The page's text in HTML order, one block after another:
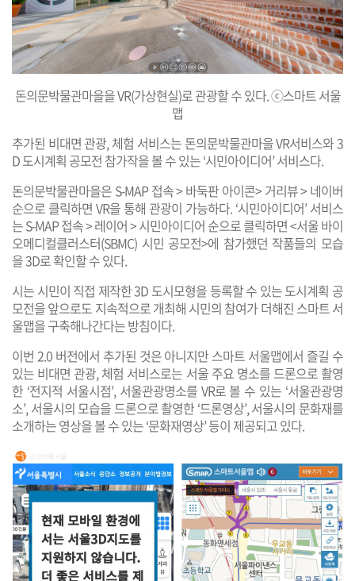
돈의문박물관마을을 VR(가상현실)로 관광할 수 있다. ⓒ스마트 서울
맵
추가된 비대면 관광, 체험 서비스는 돈의문박물관마을 VR서비스와 3
D 도시계획 공모전 참가작을 볼 수 있는 ‘시민아이디어’ 서비스다.
돈의문박물관마을은 S-MAP 접속 > 바둑판 아이콘> 거리뷰 > 네이버
순으로 클릭하면 VR을 통해 관광이 가능하다. ‘시민아이디어’ 서비스
는 S-MAP 접속 > 레이어 > 시민아이디어 순으로 클릭하면 <서울 바이
오메디컬클러스터(SBMC) 시민 공모전>에 참가했던 작품들의 모습
을 3D로 확인할 수 있다.
시는 시민이 직접 제작한 3D 도시모형을 등록할 수 있는 도시계획 공
모전을 앞으로도 지속적으로 개최해 시민의 참여가 더해진 스마트 서
울맵을 구축해나간다는 방침이다.
이번 2.0 버전에서 추가된 것은 아니지만 스마트 서울맵에서 즐길 수
있는 비대면 관광, 체험 서비스로는 서울 주요 명소를 드론으로 촬영
한 ‘전지적 서울시점’, 서울관광명소를 VR로 볼 수 있는 ‘서울관광명
소’, 서울시의 모습을 드론으로 촬영한 ‘드론영상’, 서울시의 문화재를
소개하는 영상을 볼 수 있는 ‘문화재영상’ 등이 제공되고 있다.